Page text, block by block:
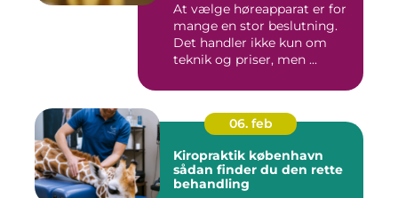
At vælge høreapparat er for
mange en stor beslutning.
Det handler ikke kun om
teknik og priser, men ...
06. feb
Kiropraktik københavn
sådan finder du den rette
behandling